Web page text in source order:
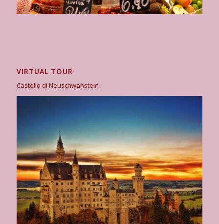
VIRTUAL TOUR
Castello di Neuschwanstein